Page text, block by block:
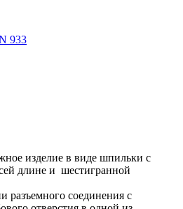
933
изделие в виде шпильки с
длине и шестигранной
разъемного соединения с